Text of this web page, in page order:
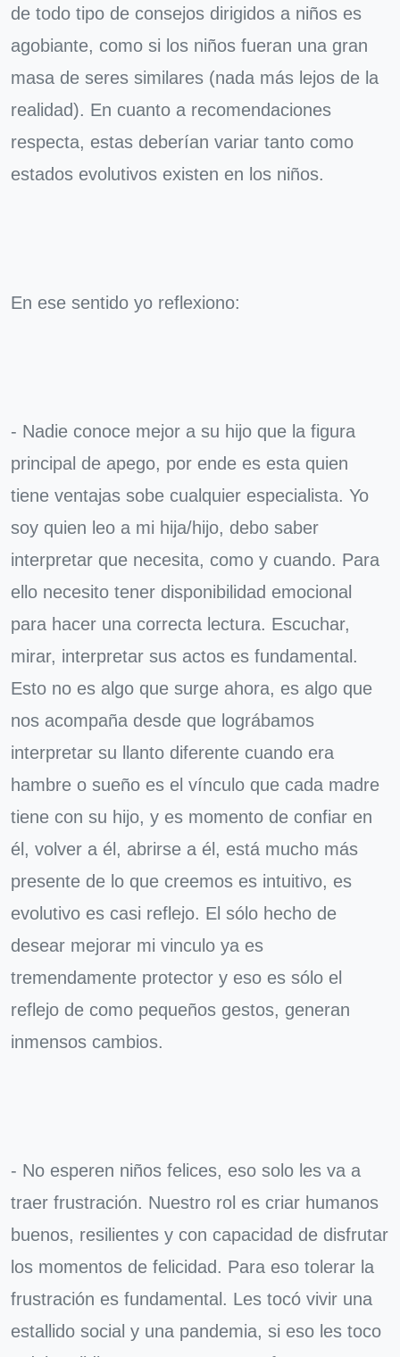
de todo tipo de consejos dirigidos a niños es
agobiante, como si los niños fueran una gran
masa de seres similares (nada más lejos de la
realidad). En cuanto a recomendaciones
respecta, estas deberían variar tanto como
estados evolutivos existen en los niños.
En ese sentido yo reflexiono:
- Nadie conoce mejor a su hijo que la figura
principal de apego, por ende es esta quien
tiene ventajas sobe cualquier especialista. Yo
soy quien leo a mi hija/hijo, debo saber
interpretar que necesita, como y cuando. Para
ello necesito tener disponibilidad emocional
para hacer una correcta lectura. Escuchar,
mirar, interpretar sus actos es fundamental.
Esto no es algo que surge ahora, es algo que
nos acompaña desde que lográbamos
interpretar su llanto diferente cuando era
hambre o sueño es el vínculo que cada madre
tiene con su hijo, y es momento de confiar en
él, volver a él, abrirse a él, está mucho más
presente de lo que creemos es intuitivo, es
evolutivo es casi reflejo. El sólo hecho de
desear mejorar mi vinculo ya es
tremendamente protector y eso es sólo el
reflejo de como pequeños gestos, generan
inmensos cambios.
- No esperen niños felices, eso solo les va a
traer frustración. Nuestro rol es criar humanos
buenos, resilientes y con capacidad de disfrutar
los momentos de felicidad. Para eso tolerar la
frustración es fundamental. Les tocó vivir una
estallido social y una pandemia, si eso les toco